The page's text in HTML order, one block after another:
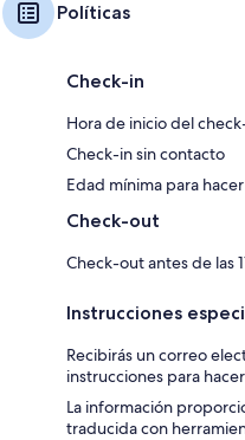
Políticas
Check-in
Hora de inicio del
Check-in sin contacto
Edad mínima para
Check-out
Check-out antes de las
Instrucciones
Recibirás un correo
instrucciones para
La información
traducida con